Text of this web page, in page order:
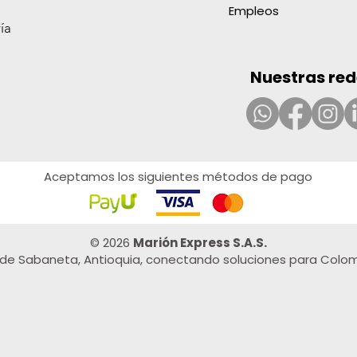
Empleos
Nuestras
Aceptamos los siguientes métodos de pago
© 2026 Marión Express S.A.S.
Sabaneta, Antioquia, conectando soluciones para